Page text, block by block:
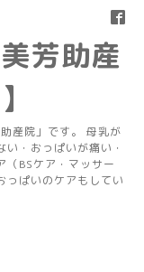
芳助産
産院」です。 母乳が
・おっぱいが痛い・
（BSケア・マッサー
っぱいのケアもしてい